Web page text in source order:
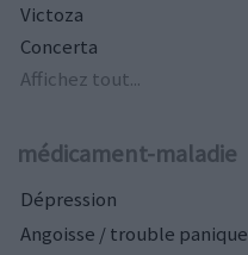
Victoza
Concerta
Affichez tout...
médicament-maladie
Dépression
Angoisse / trouble panique